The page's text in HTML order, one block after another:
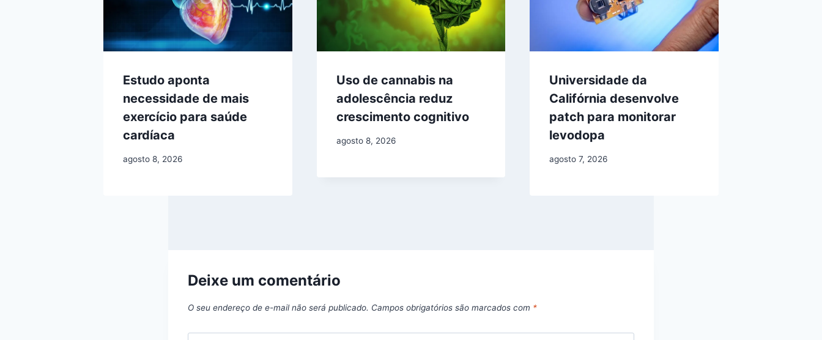
Estudo aponta
necessidade de mais
exercício para saúde
cardíaca
agosto 8, 2026
Uso de cannabis na
adolescência reduz
crescimento cognitivo
agosto 8, 2026
Universidade da
Califórnia desenvolve
patch para monitorar
levodopa
agosto 7, 2026
Deixe um comentário
O seu endereço de e-mail não será publicado. Campos obrigatórios são marcados com *